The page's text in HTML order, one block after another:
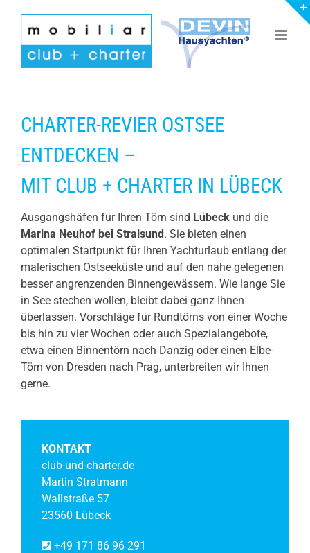
CHARTER-REVIER OSTSEE
ENTDECKEN –
MIT CLUB + CHARTER IN LÜBECK
Ausgangshäfen für Ihren Törn sind Lübeck und die
Marina Neuhof bei Stralsund. Sie bieten einen
optimalen Startpunkt für Ihren Yachturlaub entlang der
malerischen Ostseeküste und auf den nahe gelegenen
besser angrenzenden Binnengewässern. Wie lange Sie
in See stechen wollen, bleibt dabei ganz Ihnen
überlassen. Vorschläge für Rundtörns von einer Woche
bis hin zu vier Wochen oder auch Spezialangebote,
etwa einen Binnentörn nach Danzig oder einen Elbe-
Törn von Dresden nach Prag, unterbreiten wir Ihnen
gerne.
KONTAKT
club-und-charter.de
Martin Stratmann
Wallstraße 57
23560 Lübeck
+49 171 86 96 291